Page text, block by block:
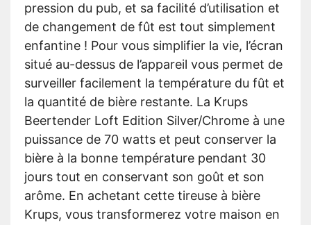
pression du pub, et sa facilité d’utilisation et
de changement de fût est tout simplement
enfantine ! Pour vous simplifier la vie, l’écran
situé au-dessus de l’appareil vous permet de
surveiller facilement la température du fût et
la quantité de bière restante. La Krups
Beertender Loft Edition Silver/Chrome à une
puissance de 70 watts et peut conserver la
bière à la bonne température pendant 30
jours tout en conservant son goût et son
arôme. En achetant cette tireuse à bière
Krups, vous transformerez votre maison en